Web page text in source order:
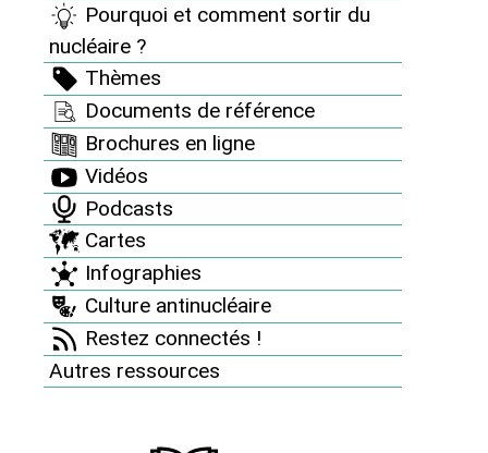
Pourquoi et comment sortir du
nucléaire ?
Thèmes
Documents de référence
Brochures en ligne
Vidéos
Podcasts
Cartes
Infographies
Culture antinucléaire
Restez connectés !
Autres ressources
Soutenez nos actions
Soutenir nos campagnes locales et nationales, faire un
don ou un leg, épargner solidaire contre le nucléaire,
diffuser de l’information... votre soutien est essentiel et
les outils variés afin de permettre à chacun d’agir à nos
côtés contre le nucléaire et pour la mise en œuvre des
vraies solutions.